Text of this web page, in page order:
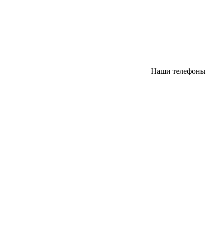
Наши телефоны